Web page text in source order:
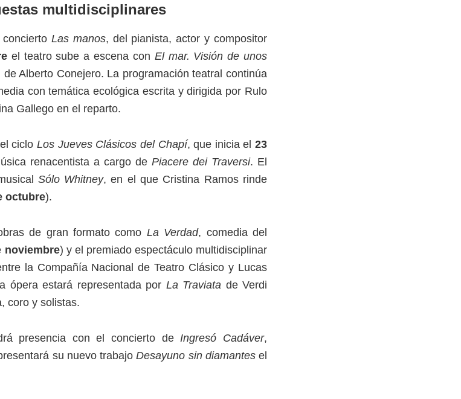
multidisciplinares
Las manos, del pianista, actor y compositor
el teatro sube a escena con El mar. Visión de unos
de Alberto Conejero. La programación teatral continúa
con temática ecológica escrita y dirigida por Rulo
Gallego en el reparto.
ciclo Los Jueves Clásicos del Chapí, que inicia el 23
renacentista a cargo de Piacere dei Traversi. El
Sólo Whitney, en el que Cristina Ramos rinde
octubre).
de gran formato como La Verdad, comedia del
noviembre) y el premiado espectáculo multidisciplinar
la Compañía Nacional de Teatro Clásico y Lucas
ópera estará representada por La Traviata de Verdi
coro y solistas.
presencia con el concierto de Ingresó Cadáver,
su nuevo trabajoDesayuno sin diamantesel